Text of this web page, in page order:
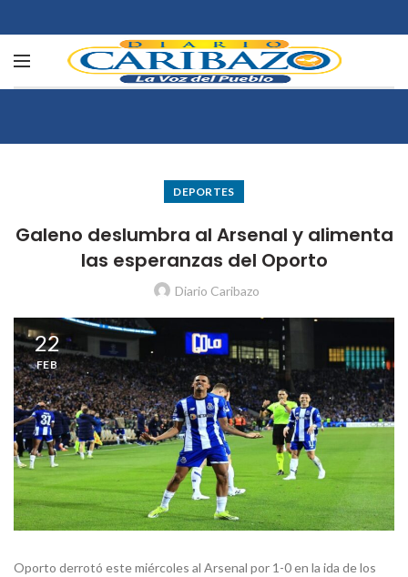
DEPORTES
Galeno deslumbra al Arsenal y alimenta
las esperanzas del Oporto
Diario Caribazo
22
FEB
Oporto derrotó este miércoles al Arsenal por 1-0 en la ida de los